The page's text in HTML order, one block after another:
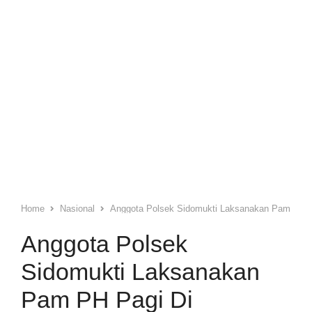
Home Nasional Anggota Polsek Sidomukti Laksanakan Pam PH
Anggota Polsek
Sidomukti Laksanakan
Pam PH Pagi Di